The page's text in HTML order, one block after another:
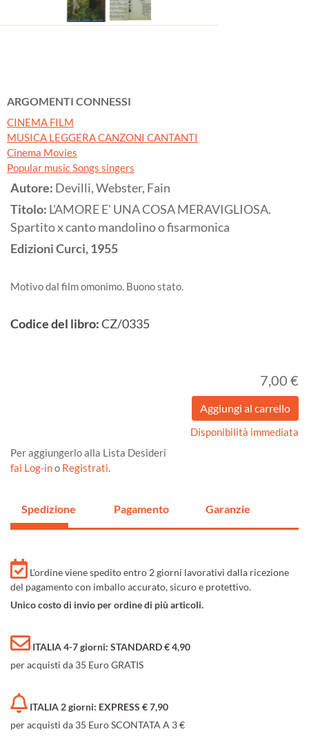
ARGOMENTI CONNESSI
CINEMA FILM
MUSICA LEGGERA CANZONI CANTANTI
Cinema Movies
Popular music Songs singers
Autore: Devilli, Webster, Fain
Titolo: L'AMORE E' UNA COSA MERAVIGLIOSA.
Spartito x canto mandolino o fisarmonica
Edizioni Curci,1955
Motivo dal film omonimo. Buono stato.
Codice del libro:CZ/0335
7,00 €
Disponibilità immediata
Per aggiungerlo alla Lista Desideri
fai Log-ino Registrati.
Spedizione Pagamento Garanzie
L'ordine viene spedito entro 2 giorni lavorativi dalla ricezione
del pagamento con imballo accurato, sicuro e protettivo.
Unico costo di invio per ordine di più articoli.
ITALIA 4-7 giorni: STANDARD € 4,90
per acquisti da 35 Euro GRATIS
ITALIA 2 giorni: EXPRESS € 7,90
per acquisti da 35 Euro SCONTATA A 3 €